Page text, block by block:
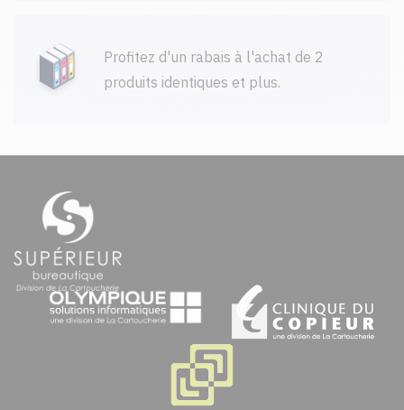
Profitez d'un rabais à l'achat de 2
produits identiques et plus.